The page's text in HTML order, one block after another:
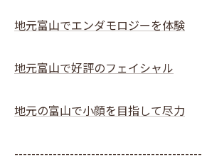
地元富山でエンダモロジーを体験
地元富山で好評のフェイシャル
地元の富山で小顔を目指して尽力